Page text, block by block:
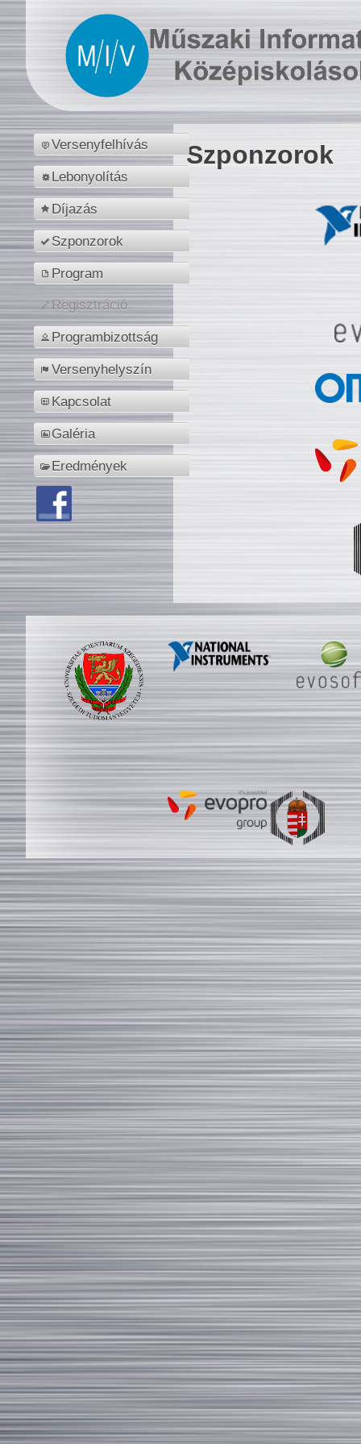
Versenyfelhívás
Lebonyolítás
Díjazás
Szponzorok
Program
Regisztráció
Programbizottság
Versenyhelyszín
Kapcsolat
Galéria
Eredmények
Szponzorok